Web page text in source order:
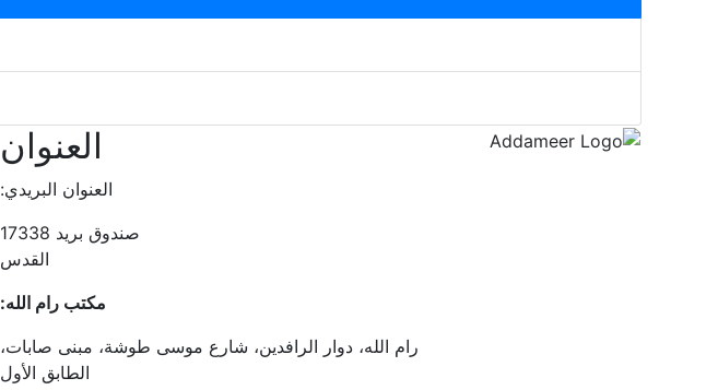
العنوان
العنوان البريدي:
صندوق بريد 17338
القدس
مكتب رام الله:
رام الله، دوار الرافدين، شارع موسى طوشة، مبنى صابات،
الطابق الأول